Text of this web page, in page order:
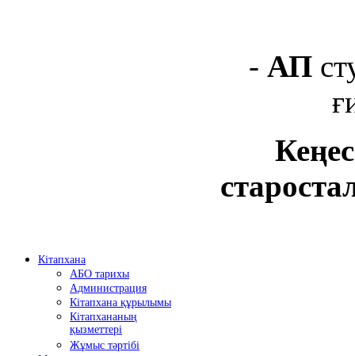
- АП
Кітапхана
АБО тарихы
Администрация
Кітапхана құрылымы
Кітапхананың
қызметтері
Жұмыс тәртібі